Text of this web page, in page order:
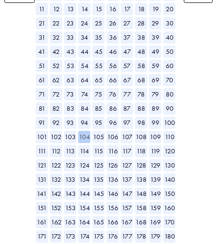
11
12 13 14 15 16 17 18 19
20
21
22 23 24 25 26 27 28 29
30
31
32 33 34 35 36 37 38 39
40
41
42 43 44 45 46 47 48 49
50
51
52 53 54 55 56 57 58 59
60
61
62 63 64 65 66 67 68 69
70
71
72 73 74 75 76 77 78 79
80
81
82 83 84 85 86 87 88 89
90
91
92 93 94 95 96 97 98 99
100
101
102 103 104 105 106 107 108 109 110
111
112 113 114 115 116 117 118 119
120
121
122 123 124 125 126 127 128 129 130
131
132 133 134 135 136 137 138 139 140
141
142 143 144 145 146 147 148 149 150
151
152 153 154 155 156 157 158 159 160
161
162 163 164 165 166 167 168 169 170
171
172 173 174 175 176 177 178 179 180